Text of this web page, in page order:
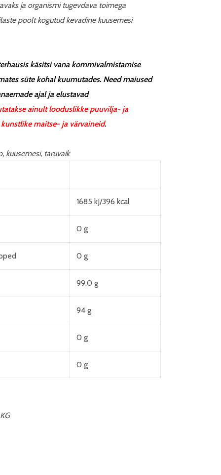
ja organismi tugevdava toimega
poolt kogutud kevadine kuusemesi
käsitsi vana kommivalmistamise
süte kohal kuumutades. Need maiused
ajal ja elustavad
ainult looduslikke puuvilja- ja
maitse- ja värvaineid.
kuusemesi, taruvaik
1685 kJ/396 kcal
0 g
0 g
99,0 g
94 g
0 g
0 g